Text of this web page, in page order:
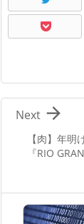
【肉】年明
『RIO

Next